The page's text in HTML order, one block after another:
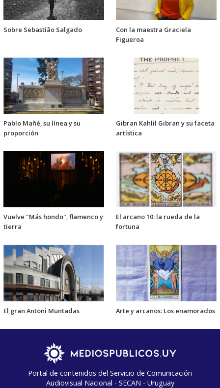
Sobre Sebastião Salgado
Con la maestra Graciela
Figueroa
Pablo Mañé, su línea y su
proporción
Gibran Kahlil Gibran y su faceta
artística
Vuelve "Más hondo", flamenco y
tierra
El arcano 10: la rueda de la
fortuna
El gran Antoni Muntadas Arte y arcanos: Los enamorados
Portal de contenidos del Servicio de Comunicación
Audiovisual Nacional - SECAN - Uruguay